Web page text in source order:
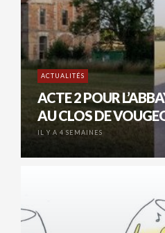
ACTUALITÉS
ACTE 2 POUR
AU CLOS DE
IL Y A 4 SEMAINES